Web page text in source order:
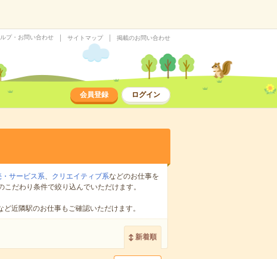
プ・お問い合わせ サイトマップ 掲載のお問い合わせ
会員登録 ログイン
サービス系、 クリエイティブ系などのお仕事を
こだわり条件で絞り込んでいただけます。
ど近隣駅のお仕事もご確認いただけます。
新着順